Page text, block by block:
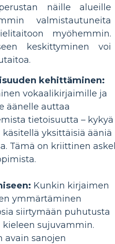
näille alueille
valmistautuneita
myöhemmin.
keskittyminen voi
kehittäminen:
vokaalikirjaimille ja
äänelle auttaa
tietoisuutta – kykyä
yksittäisiä ääniä
Tämä on kriittinen
Kunkin kirjaimen
ymmärtäminen
siirtymään puhutusta
kieleen sujuvammin.
avain sanojen